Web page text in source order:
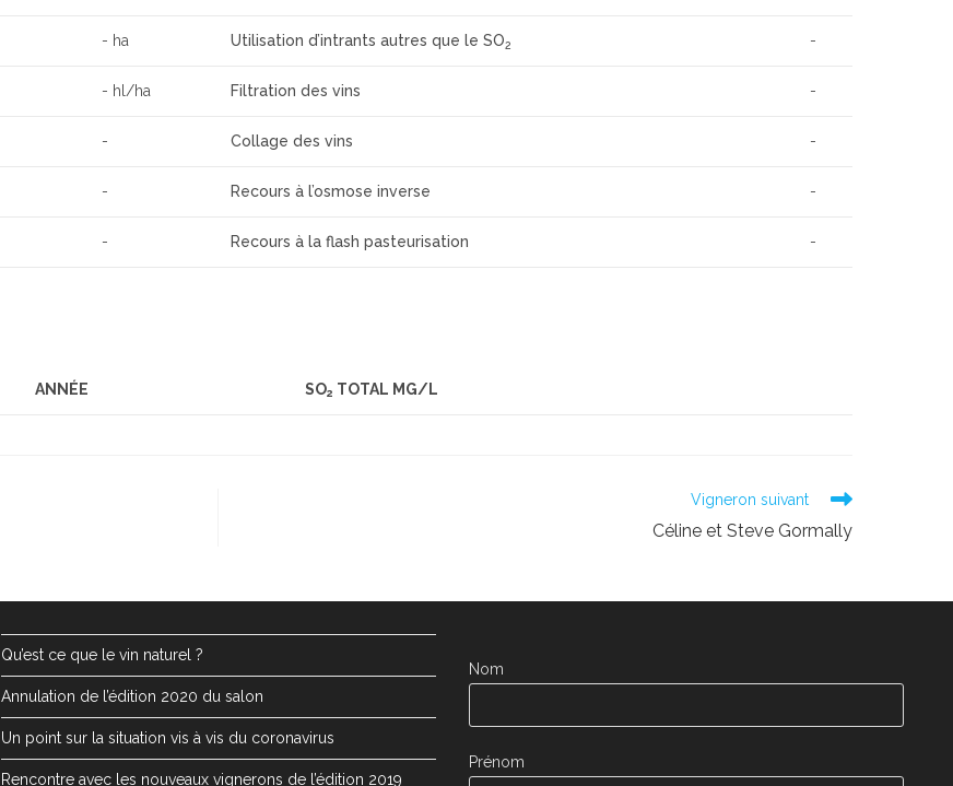
- ha Utilisation d’intrants autres que le SO2 -
- hl/ha Filtration des vins -
- Collage des vins -
- Recours à l’osmose inverse -
- Recours à la flash pasteurisation -
ANNÉE SO2 TOTAL MG/L
Vigneron suivant
Céline et Steve Gormally
Qu’est ce que le vin naturel ?
Annulation de l’édition 2020 du salon
Un point sur la situation vis à vis du coronavirus
Rencontre avec les nouveaux vignerons de l’édition 2019
Nom
Prénom